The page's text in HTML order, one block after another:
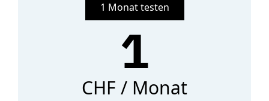
1 Monat testen
1
CHF / Monat